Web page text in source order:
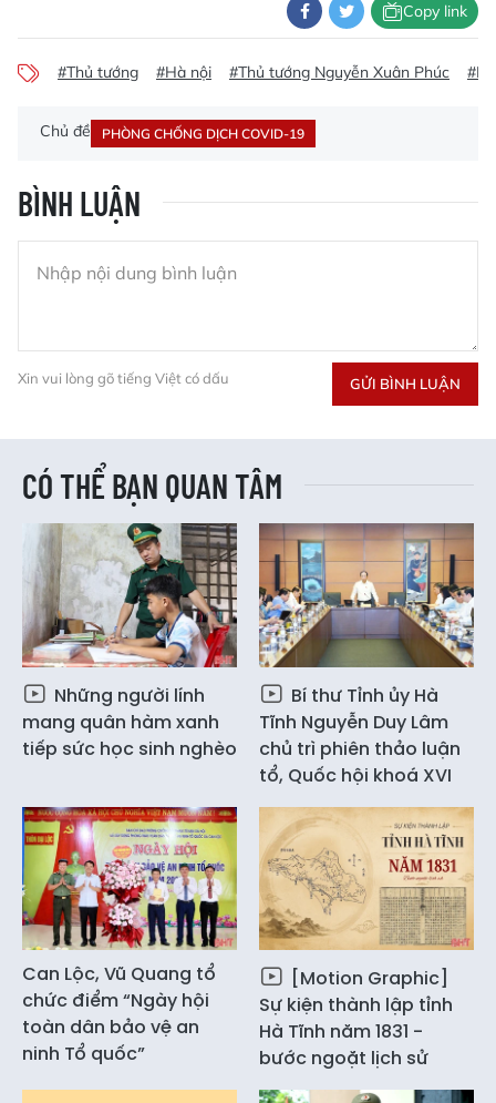
Copy link
#Thủ tướng #Hà nội #Thủ tướng Nguyễn Xuân Phúc
Chủ đề PHÒNG CHỐNG DỊCH COVID-19
BÌNH LUẬN
Xin vui lòng gõ tiếng Việt có dấu GỬI BÌNH LUẬN
CÓ THỂ BẠN QUAN TÂM
Những người lính
mang quân hàm xanh
tiếp sức học sinh nghèo
Bí thư Tỉnh ủy Hà
Tĩnh Nguyễn Duy Lâm
chủ trì phiên thảo luận
tổ, Quốc hội khoá XVI
Can Lộc, Vũ Quang tổ
chức điểm “Ngày hội
toàn dân bảo vệ an
ninh Tổ quốc”
[Motion Graphic]
Sự kiện thành lập tỉnh
Hà Tĩnh năm 1831 -
bước ngoặt lịch sử